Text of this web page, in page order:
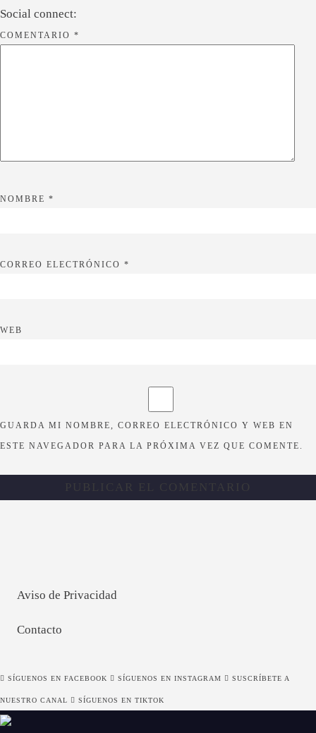
Social connect:
COMENTARIO *
NOMBRE *
CORREO ELECTRÓNICO *
WEB
GUARDA MI NOMBRE, CORREO ELECTRÓNICO Y WEB EN
ESTE NAVEGADOR PARA LA PRÓXIMA VEZ QUE COMENTE.
Aviso de Privacidad
Contacto
SÍGUENOS EN FACEBOOK SÍGUENOS EN INSTAGRAM SUSCRÍBETE A
NUESTRO CANAL SÍGUENOS EN TIKTOK